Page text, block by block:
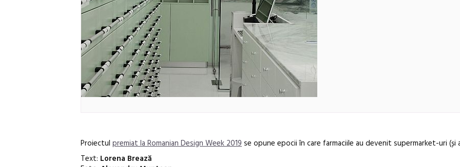
Proiectul premiat la Romanian Design Week 2019se opune epocii în care farmaciile au devenit supermarket-uri (și
Text: Lorena Brează